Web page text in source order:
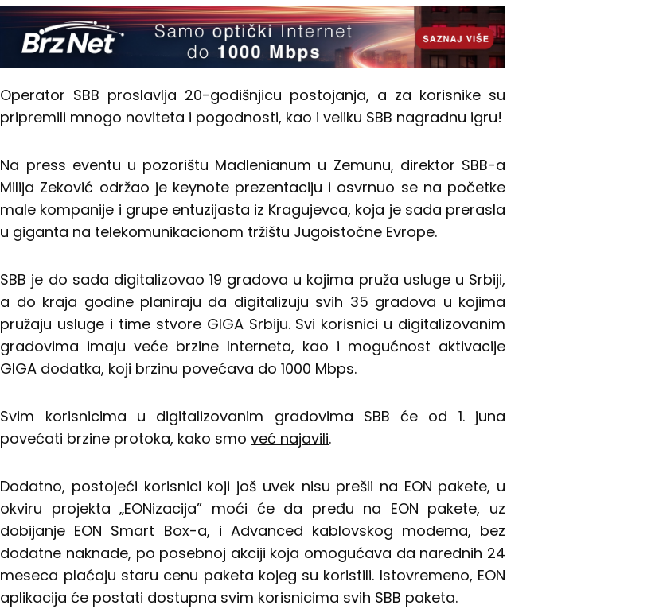
Operator SBB proslavlja 20-godišnjicu postojanja, a za korisnike su
pripremili mnogo noviteta i pogodnosti, kao i veliku SBB nagradnu igru!
Na press eventu u pozorištu Madlenianum u Zemunu, direktor SBB-a
Milija Zeković održao je keynote prezentaciju i osvrnuo se na početke
male kompanije i grupe entuzijasta iz Kragujevca, koja je sada prerasla
u giganta na telekomunikacionom tržištu Jugoistočne Evrope.
SBB je do sada digitalizovao 19 gradova u kojima pruža usluge u Srbiji,
a do kraja godine planiraju da digitalizuju svih 35 gradova u kojima
pružaju usluge i time stvore GIGA Srbiju. Svi korisnici u digitalizovanim
gradovima imaju veće brzine Interneta, kao i mogućnost aktivacije
GIGA dodatka, koji brzinu povećava do 1000 Mbps.
Svim korisnicima u digitalizovanim gradovima SBB će od 1. juna
povećati brzine protoka, kako smoveć najavili.
Dodatno, postojeći korisnici koji još uvek nisu prešli na EON pakete, u
okviru projekta „EONizacija” moći će da pređu na EON pakete, uz
dobijanje EON Smart Box-a, i Advanced kablovskog modema, bez
dodatne naknade, po posebnoj akciji koja omogućava da narednih 24
meseca plaćaju staru cenu paketa kojeg su koristili. Istovremeno, EON
aplikacija će postati dostupna svim korisnicima svih SBB paketa.